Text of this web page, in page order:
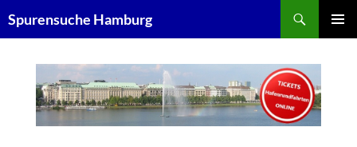
Inhalt
Spurensuche Hamburg